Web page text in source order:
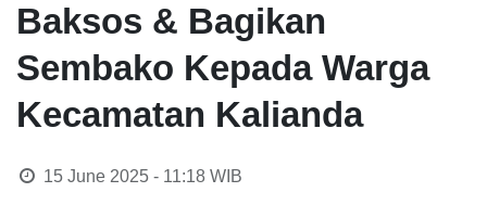
Baksos & Bagikan
Sembako Kepada Warga
Kecamatan Kalianda
15 June 2025 - 11:18WIB